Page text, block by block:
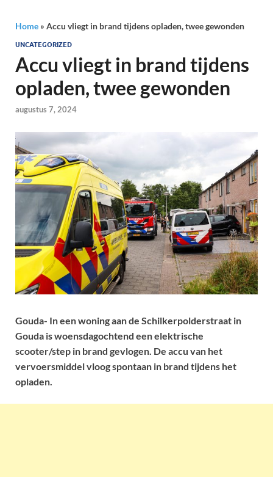
Home » Accu vliegt in brand tijdens opladen, twee gewonden
UNCATEGORIZED
Accu vliegt in brand tijdens
opladen, twee gewonden
augustus 7, 2024
Gouda- In een woning aan de Schilkerpolderstraat in
Gouda is woensdagochtend een elektrische
scooter/step in brand gevlogen. De accu van het
vervoersmiddel vloog spontaan in brand tijdens het
opladen.